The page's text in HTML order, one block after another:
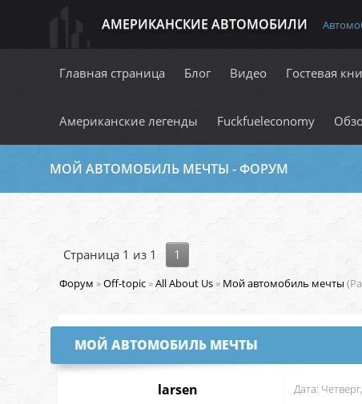
АМЕРИКАНСКИЕ АВТОМОБИЛИ
Главная страница Блог Видео Гостевая
Американские легенды Fuckfueleconomy
МОЙ АВТОМОБИЛЬ МЕЧТЫ - ФОРУМ
Страница 1 из 1 1
Форум »Off-topic »All About Us » Мой автомобиль мечты
МОЙ АВТОМОБИЛЬ МЕЧТЫ
larsen Дата: